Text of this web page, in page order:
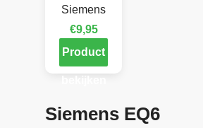
Siemens
€9,95
Product
Siemens EQ6